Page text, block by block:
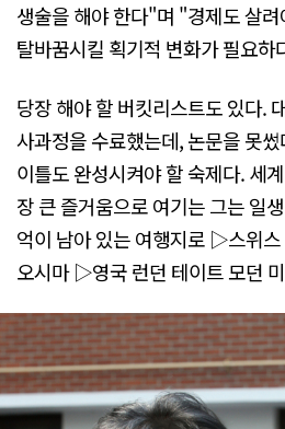
생술을 해야 한다"며 "경제도 살
탈바꿈시킬 획기적 변화가 필요하
당장 해야 할 버킷리스트도 있다.
사과정을 수료했는데, 논문을 못
이틀도 완성시켜야 할 숙제다. 세
장 큰 즐거움으로 여기는 그는 일
억이 남아 있는 여행지로 ▷스위
오시마 ▷영국 런던 테이트 모던